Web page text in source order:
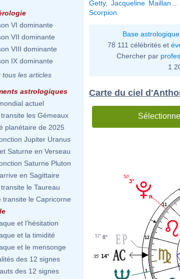
VI dominante
VII dominante
VIII dominante
IX dominante
tous les articles
astrologiques
actuel
les Gémeaux
planétaire de 2025
Jupiter Uranus
Saturne en Verseau
Saturne Pluton
en Sagittaire
le Taureau
transite le Capricorne
et l'hésitation
et la timidité
et le mensonge
des 12 signes
des 12 signes
Getty, Jacqueline Maillan
Scorpion
Base
78 111 célébrités et
Chercher par
1
Carte du ciel
1
11
12
3°
50'
8°
57'
14°
35'